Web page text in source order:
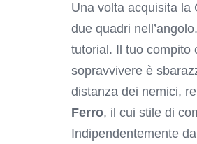
Una volta acquisita la
due quadri
tutorial. Il tuo compito
sopravvivere è
distanza dei nemici,
Ferro, il cui stile di
Indipendentemente